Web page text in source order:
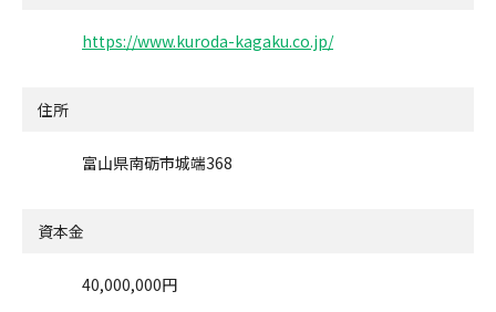
https://www.kuroda-kagaku.co.jp/
住所
富山県南砺市城端368
資本金
40,000,000円